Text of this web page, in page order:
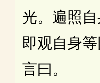
光。遍照自
即观自身
言曰。